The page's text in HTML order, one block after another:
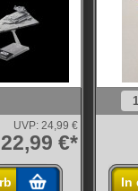
UVP: 24,99 €
22,99 €*
In